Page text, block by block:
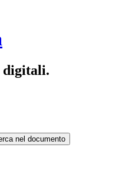
digitali.
nel documento